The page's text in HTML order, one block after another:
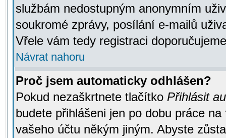
službám nedostupným anonymním
soukromé zprávy, posílání e-mailů
Vřele vám tedy registraci
Návrat nahoru
Proč jsem automaticky odhlášen?
Pokud nezaškrtnete tlačítko Přihlásit
budete přihlášeni jen po dobu práce
vašeho účtu někým jiným. Abyste